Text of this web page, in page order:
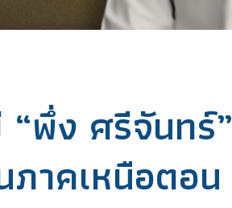
พึ่ง ศรีจันทร์”
ภาคเหนือตอน